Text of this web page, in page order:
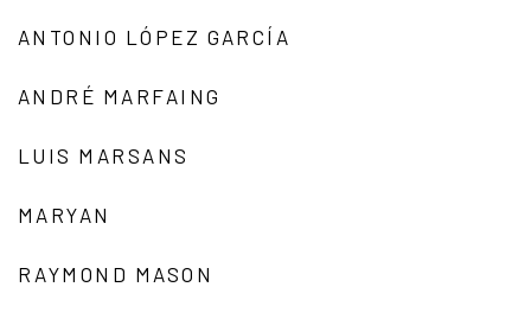
ANTONIO LÓPEZ GARCÍA
ANDRÉ MARFAING
LUIS MARSANS
MARYAN
RAYMOND MASON